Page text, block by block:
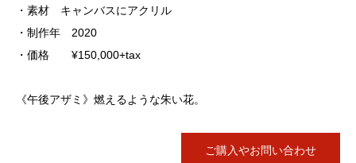
・素材 キャンバスにアクリル
・制作年 2020
・価格 ¥150,000+tax
《午後アザミ》燃えるような朱い花。
ご購入やお問い合わせ